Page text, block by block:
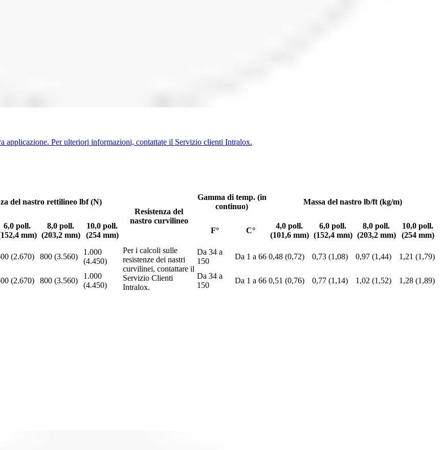
applicazione. Per ulteriori informazioni, contattate il Servizio clienti Intralox.
del nastro rettilineo lbf (N)
Resistenza del
nastro curvilineo
Gamma di temp. (in
continuo)
Massa del nastro lb/ft (kg/m)
6,0 poll.
mm)
8,0 poll.
(203,2 mm)
10,0 poll.
(254 mm)
F° C°
4,0 poll.
(101,6 mm)
6,0 poll.
(152,4 mm)
8,0 poll.
(203,2 mm)
10,0 poll.
(254 mm)
(2.670) 800 (3.560)
1.000
(4.450)
Per i calcoli sulle
resistenze dei nastri
curvilinei, contattare il
Servizio Clienti
Intralox.
Da 34 a
150
Da 1 a 66 0,48 (0,72) 0,73 (1,08) 0,97 (1,44) 1,21 (1,79)
(2.670) 800 (3.560)
1.000
(4.450)
Da 34 a
150
Da 1 a 66 0,51 (0,76) 0,77 (1,14) 1,02 (1,52) 1,28 (1,89)